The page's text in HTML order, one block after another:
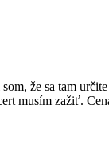
že sa tam
musím zažiť.